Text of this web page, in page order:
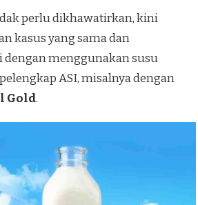
perlu dikhawatirkan, kini
kasus yang sama dan
dengan menggunakan susu
ASI, misalnya dengan
Gold.